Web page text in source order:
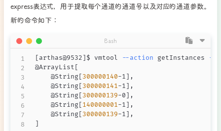
express表达式，用于提取每个通道的通道号以及对应的通道参数。
新的命令如下：
[arthas@9532] $ vmtool --action getInstances
--
@ArrayList [
    @String
[300000140-1] ,
    @String
[300000141-1] ,
    @String
[300000139-0] ,
    @String
[140000001-1] ,
    @String
[300000139-1]
]
Bash